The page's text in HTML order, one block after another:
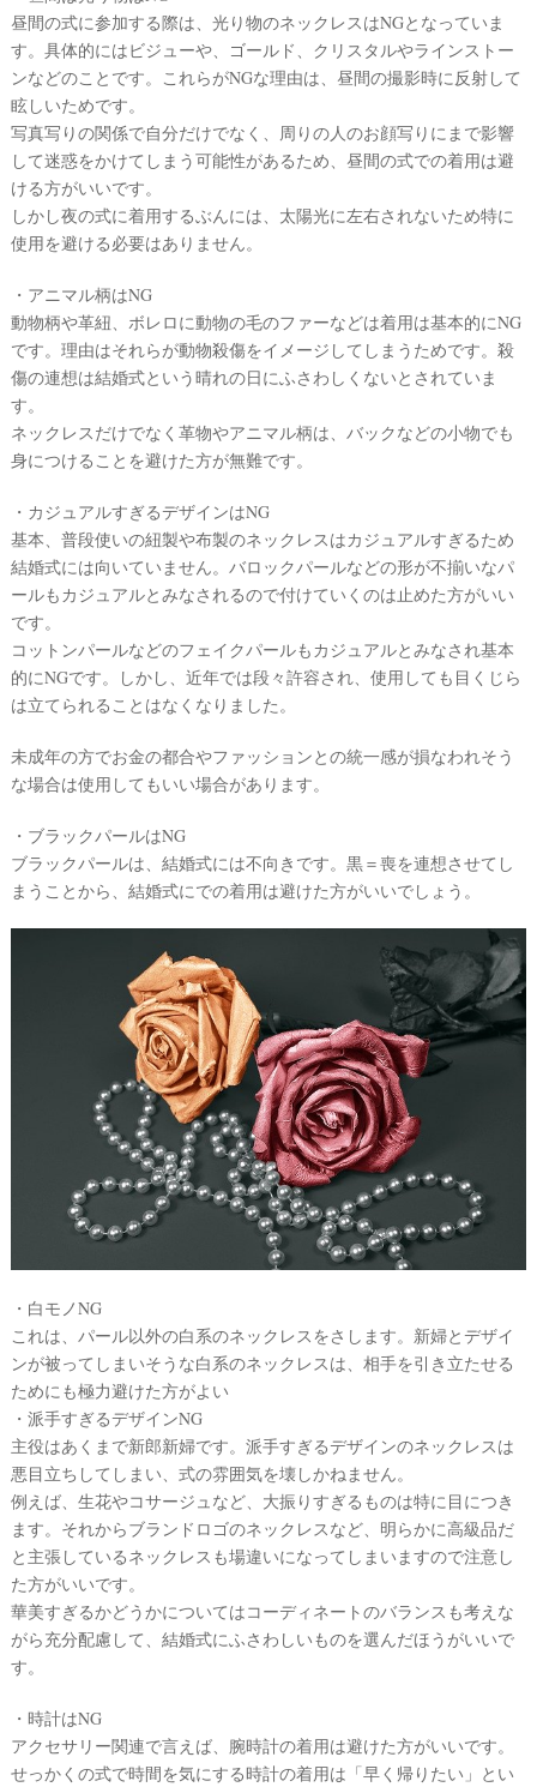
昼間の式に参加する際は、光り物のネックレスはNGとなっていま
す。具体的にはビジューや、ゴールド、クリスタルやラインストー
ンなどのことです。これらがNGな理由は、昼間の撮影時に反射して
眩しいためです。
写真写りの関係で自分だけでなく、周りの人のお顔写りにまで影響
して迷惑をかけてしまう可能性があるため、昼間の式での着用は避
ける方がいいです。
しかし夜の式に着用するぶんには、太陽光に左右されないため特に
使用を避ける必要はありません。
・アニマル柄はNG
動物柄や革紐、ボレロに動物の毛のファーなどは着用は基本的にNG
です。理由はそれらが動物殺傷をイメージしてしまうためです。殺
傷の連想は結婚式という晴れの日にふさわしくないとされていま
す。
ネックレスだけでなく革物やアニマル柄は、バックなどの小物でも
身につけることを避けた方が無難です。
・カジュアルすぎるデザインはNG
基本、普段使いの紐製や布製のネックレスはカジュアルすぎるため
結婚式には向いていません。バロックパールなどの形が不揃いなパ
ールもカジュアルとみなされるので付けていくのは止めた方がいい
です。
コットンパールなどのフェイクパールもカジュアルとみなされ基本
的にNGです。しかし、近年では段々許容され、使用しても目くじら
は立てられることはなくなりました。
未成年の方でお金の都合やファッションとの統一感が損なわれそう
な場合は使用してもいい場合があります。
・ブラックパールはNG
ブラックパールは、結婚式には不向きです。黒＝喪を連想させてし
まうことから、結婚式にでの着用は避けた方がいいでしょう。
・白モノNG
これは、パール以外の白系のネックレスをさします。新婦とデザイ
ンが被ってしまいそうな白系のネックレスは、相手を引き立たせる
ためにも極力避けた方がよい
・派手すぎるデザインNG
主役はあくまで新郎新婦です。派手すぎるデザインのネックレスは
悪目立ちしてしまい、式の雰囲気を壊しかねません。
例えば、生花やコサージュなど、大振りすぎるものは特に目につき
ます。それからブランドロゴのネックレスなど、明らかに高級品だ
と主張しているネックレスも場違いになってしまいますので注意し
た方がいいです。
華美すぎるかどうかについてはコーディネートのバランスも考えな
がら充分配慮して、結婚式にふさわしいものを選んだほうがいいで
す。
・時計はNG
アクセサリー関連で言えば、腕時計の着用は避けた方がいいです。
せっかくの式で時間を気にする時計の着用は「早く帰りたい」とい
プ
花
#
卒
花
#
ェ
ー
プ
フ
ト
ー
チ
フ
ォ
ウ
ェ
デ
ィ
ン
グ
フ
ォ
ト
ウ
ィ
ン
ア
イ
テ
ム